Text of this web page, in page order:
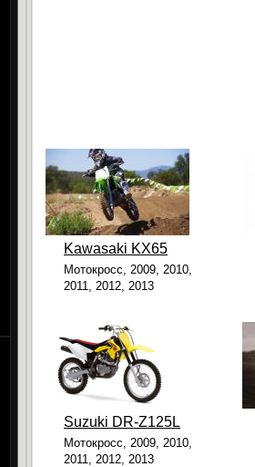
Kawasaki KX65
Мотокросс, 2009, 2010,
2011, 2012, 2013
Suzuki DR-Z125L
Мотокросс, 2009, 2010,
2011, 2012, 2013